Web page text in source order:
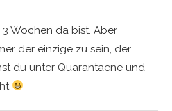
Wochen da bist. Aber
der einzige zu sein, der
du unter Quarantaene und